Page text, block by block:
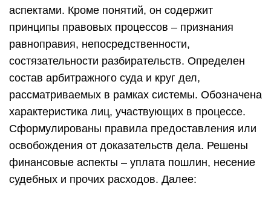
аспектами. Кроме понятий, он содержит
принципы правовых процессов – признания
равноправия, непосредственности,
состязательности разбирательств. Определен
состав арбитражного суда и круг дел,
рассматриваемых в рамках системы. Обозначена
характеристика лиц, участвующих в процессе.
Сформулированы правила предоставления или
освобождения от доказательств дела. Решены
финансовые аспекты – уплата пошлин, несение
судебных и прочих расходов. Далее: